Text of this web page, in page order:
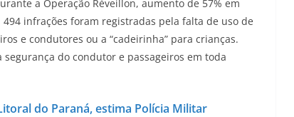
a Operação Réveillon, aumento de 57% em
infrações foram registradas pela falta de uso de
e condutores ou a “cadeirinha” para crianças.
do condutor e passageiros em toda
do Paraná, estima Polícia Militar